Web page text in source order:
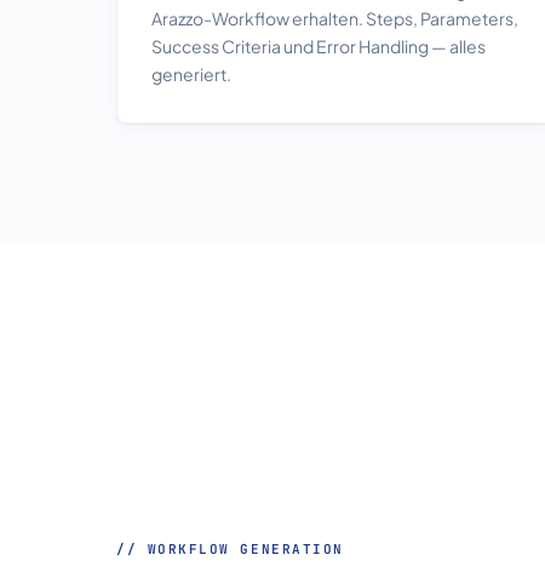
Arazzo-Workflow erhalten. Steps, Parameters,
Success Criteria und Error Handling — alles
generiert.
// WORKFLOW GENERATION